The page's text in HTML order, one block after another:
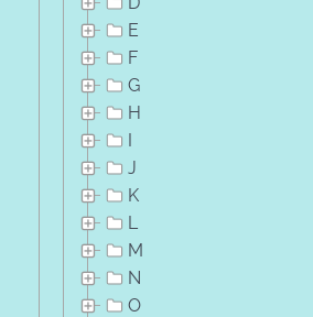
E
F
G
H
I
J
K
L
M
N
O